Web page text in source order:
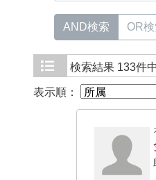
AND検索 OR
検索結果 133件
表示順：